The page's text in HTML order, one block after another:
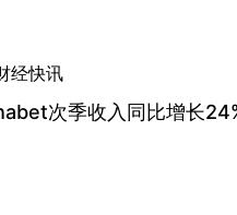
经快讯
次季收入同比增长